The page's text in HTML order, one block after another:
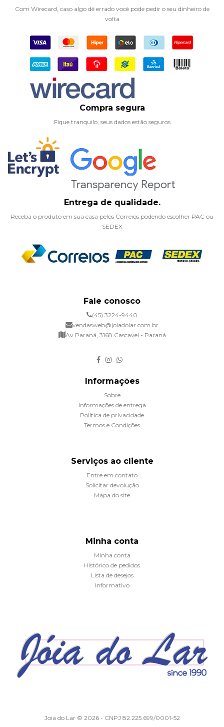
Com Wirecard, caso algo dê errado você pode pedir o seu dinheiro de
volta
Compra segura
Fique tranquilo, seus dados estão seguros
Entrega de qualidade.
Receba o produto em sua casa pelos Correios podendo escolher PAC ou
SEDEX
Fale conosco
(45) 3224-9440
vendasweb@joiadolar.com.br
Av Paraná, 3168 Cascavel - Paraná
Informações
Sobre
Informações de entrega
Política de privacidade
Termos e Condições
Serviços ao cliente
Entre em contato
Solicitar devolução
Mapa do site
Minha conta
Minha conta
Histórico de pedidos
Lista de desejos
Informativo
Joia do Lar © 2026 - CNPJ 82.225.699/0001-52